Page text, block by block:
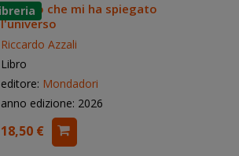
Il gatto che mi ha spiegato
l'universo
Riccardo Azzali
Libro
editore: Mondadori
anno edizione: 2026
18,50 €